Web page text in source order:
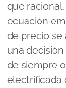
que
ecuación
de precio se
una
de siempre
electrificada